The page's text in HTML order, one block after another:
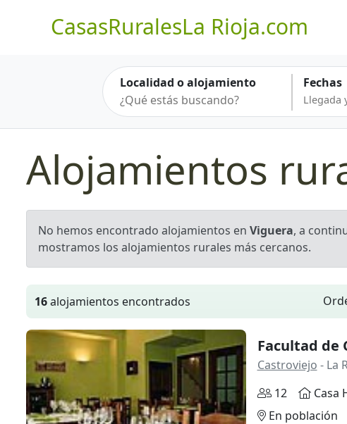
CasasRuralesLa Rioja.com
Localidad o alojamiento Fechas
Alojamientos
No hemos encontrado alojamientos en Viguera, a
mostramos los alojamientos rurales más cercanos.
16alojamientos encontrados
Facultad de
Castroviejo - La
12
Casa
En población